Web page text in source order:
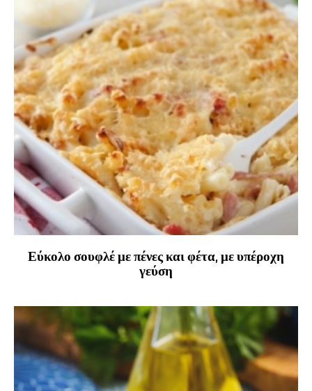
Εύκολο σουφλέ με πένες και φέτα, με υπέροχη
γεύση